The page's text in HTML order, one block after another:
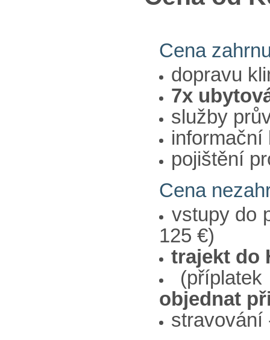
Cena
dopravu
7x
služby
informační
pojištění
Cena
vstupy do
125 €)
trajekt do
objednat
stravování